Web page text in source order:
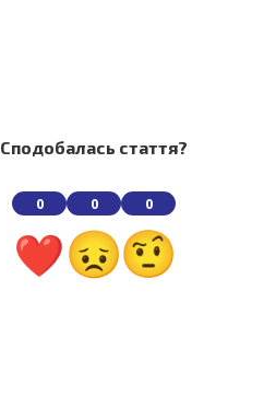
Сподобалась стаття?
0 0 0